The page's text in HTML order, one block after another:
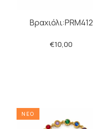
Βραχιόλι:PRM412
€10,00
ΝΕΟ